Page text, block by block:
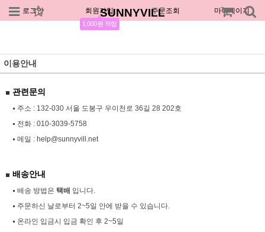
로그인 회원가입
1,000원 적립
주문조회 마이페이지
SUNNYVILL
이용안내
관련문의
주소 : 132-030 서울 도봉구 우이천로 36길 28 202호
전화 : 010-3039-5758
메일 : help@sunnyvill.net
배송안내
배송 방법은 택배 입니다.
주문하신 날로부터 2~5일 안에 받을 수 있습니다.
온라인 입금시 입금 확인 후 2~5일